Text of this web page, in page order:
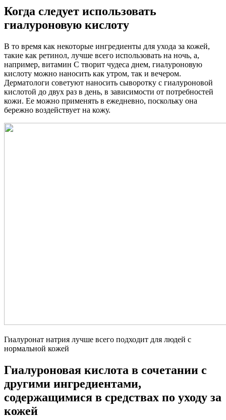
Когда следует использовать
гиалуроновую кислоту
В то время как некоторые ингредиенты для ухода за кожей,
такие как ретинол, лучше всего использовать на ночь, а,
например, витамин С творит чудеса днем, гиалуроновую
кислоту можно наносить как утром, так и вечером.
Дерматологи советуют наносить сыворотку с гиалуроновой
кислотой до двух раз в день, в зависимости от потребностей
кожи. Ее можно применять в ежедневно, поскольку она
бережно воздействует на кожу.
Гиалуронат натрия лучше всего подходит для людей с
нормальной кожей
Гиалуроновая кислота в сочетании с
другими ингредиентами,
содержащимися в средствах по уходу за
кожей